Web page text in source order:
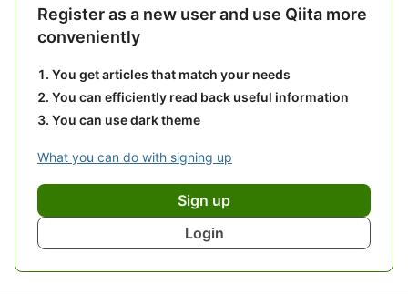
Register as a new user and use Qiita more
conveniently
You get articles that match your needs
You can efficiently read back useful information
You can use dark theme
What you can do with signing up
Sign up
Login